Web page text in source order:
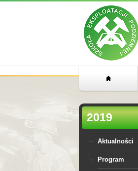
2019
Aktualności
Program